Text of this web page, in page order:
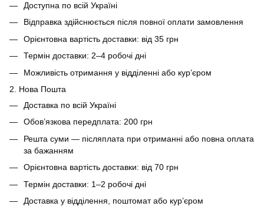
Доступна по всій Україні
Відправка здійснюється після повної оплати замовлення
Орієнтовна вартість доставки: від 35 грн
Термін доставки: 2–4 робочі дні
Можливість отримання у відділенні або кур’єром
2. Нова Пошта
Доставка по всій Україні
Обов’язкова передплата: 200 грн
Решта суми — післяплата при отриманні або повна оплата
за бажанням
Орієнтовна вартість доставки: від 70 грн
Термін доставки: 1–2 робочі дні
Доставка у відділення, поштомат або кур’єром